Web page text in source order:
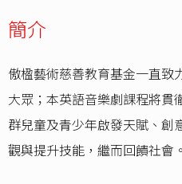
簡介
傲楹藝術慈善教育基金一直致
大眾；本英語音樂劇課程將貫
群兒童及青少年啟發天賦、創
觀與提升技能，繼而回饋社會。